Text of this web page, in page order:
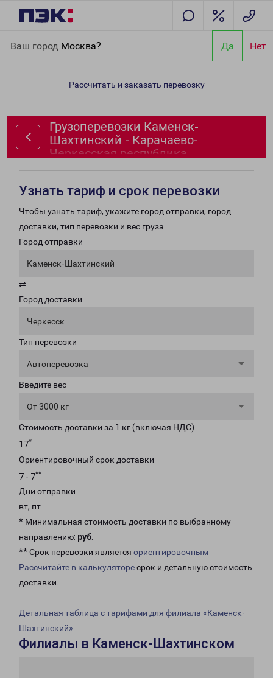
Ваш город Москва? Да Нет
Карачаево-Черкесская республика
Рассчитать и заказать перевозку
Грузоперевозки Каменск-
Шахтинский - Карачаево-
Черкесская республика
Узнать тариф и срок перевозки
Чтобы узнать тариф, укажите город отправки, город
доставки, тип перевозки и вес груза.
Город отправки
Каменск-Шахтинский
⇄
Город доставки
Черкесск
Тип перевозки
Автоперевозка
Введите вес
От 3000 кг
Стоимость доставки за 1 кг (включая НДС)
17*
Ориентировочный срок доставки
7 - 7**
Дни отправки
вт, пт
* Минимальная стоимость доставки по выбранному
направлению: руб.
** Срок перевозки является ориентировочным
Рассчитайте в калькуляторесрок и детальную стоимость
доставки.
Детальная таблица с тарифами для филиала «Каменск-
Шахтинский»
Филиалы в Каменск-Шахтинском